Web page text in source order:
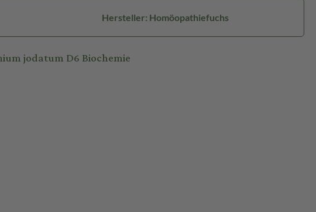
Hersteller: Homöopathiefuchs
jodatum D6 Biochemie